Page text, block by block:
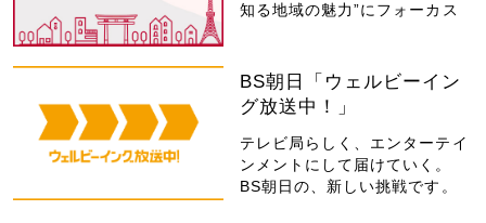
知る地域の魅力”にフォーカス
BS朝日「ウェルビーイン
グ放送中！」
テレビ局らしく、エンターテイ
ンメントにして届けていく。
BS朝日の、新しい挑戦です。